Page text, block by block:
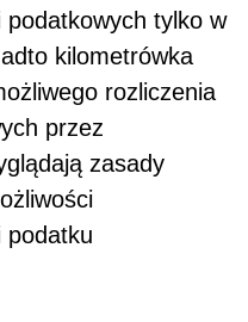
tylko w
kilometrówka
rozliczenia
przez
zasady
podatku